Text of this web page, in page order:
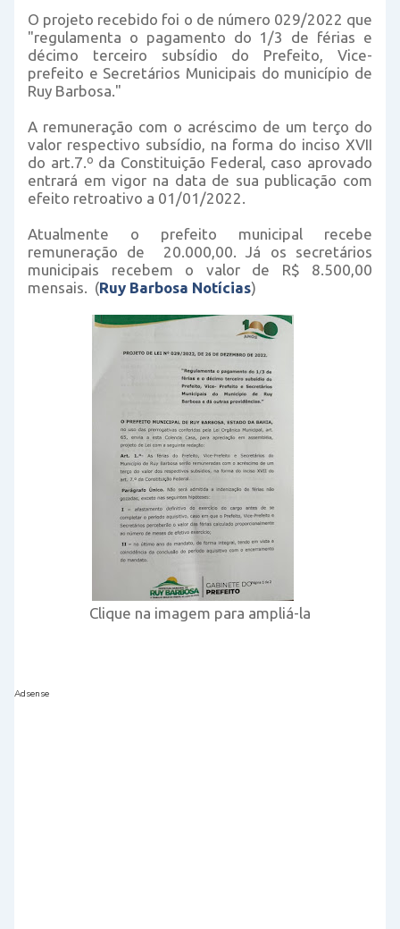
O projeto recebido foi o de número 029/2022 que
"regulamenta o pagamento do 1/3 de férias e
décimo terceiro subsídio do Prefeito, Vice-
prefeito e Secretários Municipais do município de
Ruy Barbosa."
A remuneração com o acréscimo de um terço do
valor respectivo subsídio, na forma do inciso XVII
do art.7.º da Constituição Federal, caso aprovado
entrará em vigor na data de sua publicação com
efeito retroativo a 01/01/2022.
Atualmente o prefeito municipal recebe
remuneração de 20.000,00. Já os secretários
municipais recebem o valor de R$ 8.500,00
mensais. (Ruy Barbosa Notícias)
Clique na imagem para ampliá-la
Adsense